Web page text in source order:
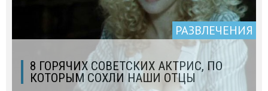
РАЗВЛЕЧЕНИЯ
8 ГОРЯЧИХ СОВЕТСКИХ АКТРИС, ПО
КОТОРЫМ СОХЛИ НАШИ ОТЦЫ